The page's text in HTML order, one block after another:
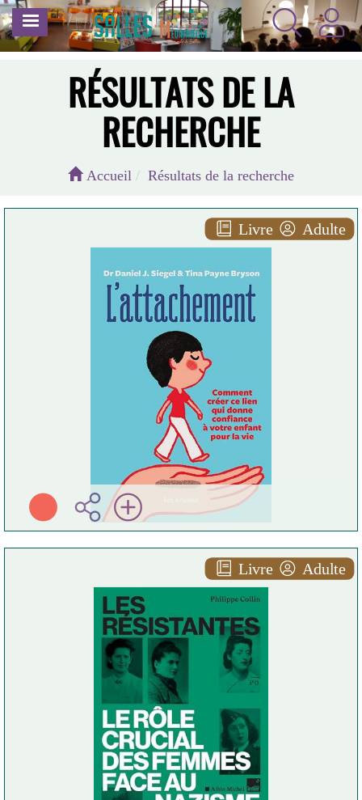
Aller
au
contenu
MENU
RÉSULTATS DE LA
RECHERCHE
Accueil Résultats de la recherche
Livre Adulte
L' attachement
Daniel j. SIEGEL
Les Arènes ( Paris - 2021 )
Plus d'infos
Livre Adulte
Les résistantes
Philippe COLLIN
Albin Michel ( Paris - 2025
)
Plus d'infos